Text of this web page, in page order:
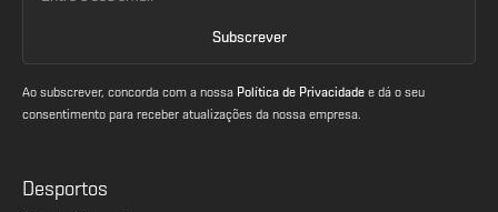
Ao subscrever, concorda com a nossa Política de Privacidade e dá o seu
consentimento para receber atualizações da nossa empresa.
Desportos